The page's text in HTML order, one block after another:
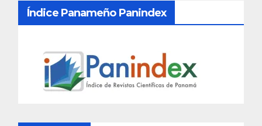
Índice Panameño Panindex